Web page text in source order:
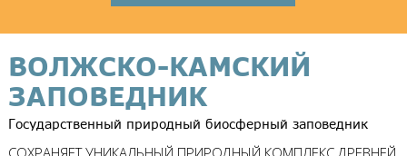
ВОЛЖСКО-КАМСКИЙ
ЗАПОВЕДНИК
Государственный природный биосферный заповедник
СОХРАНЯЕТ УНИКАЛЬНЫЙ ПРИРОДНЫЙ КОМПЛЕКС ДРЕВНЕЙ